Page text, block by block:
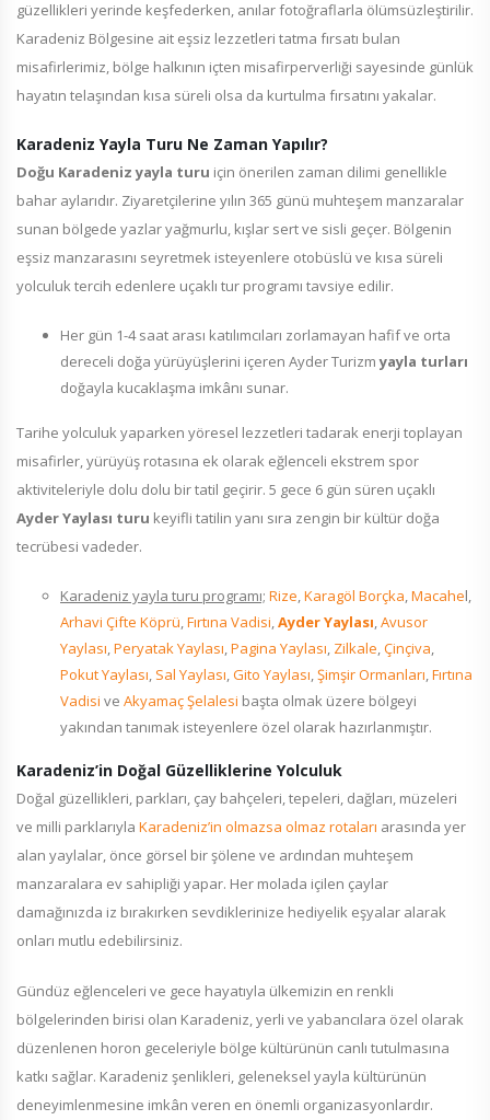
güzellikleri yerinde keşfederken, anılar fotoğraflarla ölümsüzleştirilir.
Karadeniz Bölgesine ait eşsiz lezzetleri tatma fırsatı bulan
misafirlerimiz, bölge halkının içten misafirperverliği sayesinde günlük
hayatın telaşından kısa süreli olsa da kurtulma fırsatını yakalar.
Karadeniz Yayla Turu Ne Zaman Yapılır?
Doğu Karadeniz yayla turu için önerilen zaman dilimi genellikle
bahar aylarıdır. Ziyaretçilerine yılın 365 günü muhteşem manzaralar
sunan bölgede yazlar yağmurlu, kışlar sert ve sisli geçer. Bölgenin
eşsiz manzarasını seyretmek isteyenlere otobüslü ve kısa süreli
yolculuk tercih edenlere uçaklı tur programı tavsiye edilir.
Her gün 1-4 saat arası katılımcıları zorlamayan hafif ve orta
dereceli doğa yürüyüşlerini içeren Ayder Turizmyayla turları
doğayla kucaklaşma imkânı sunar.
Tarihe yolculuk yaparken yöresel lezzetleri tadarak enerji toplayan
misafirler, yürüyüş rotasına ek olarak eğlenceli ekstrem spor
aktiviteleriyle dolu dolu bir tatil geçirir. 5 gece 6 gün süren uçaklı
Ayder Yaylası turu keyifli tatilin yanı sıra zengin bir kültür doğa
tecrübesi vadeder.
Karadeniz yayla turu programı; Rize,Karagöl Borçka,Macahel,
Arhavi Çifte Köprü,Fırtına Vadisi,Ayder Yaylası,Avusor
Yaylası,Peryatak Yaylası,Pagina Yaylası, Zilkale,Çinçiva,
Pokut Yaylası, Sal Yaylası,Gito Yaylası,Şimşir Ormanları,Fırtına
Vadisi ve Akyamaç Şelalesi başta olmak üzere bölgeyi
yakından tanımak isteyenlere özel olarak hazırlanmıştır.
Karadeniz’in Doğal Güzelliklerine Yolculuk
Doğal güzellikleri, parkları, çay bahçeleri, tepeleri, dağları, müzeleri
ve milli parklarıyla Karadeniz’in olmazsa olmaz rotaları arasında yer
alan yaylalar, önce görsel bir şölene ve ardından muhteşem
manzaralara ev sahipliği yapar. Her molada içilen çaylar
damağınızda iz bırakırken sevdiklerinize hediyelik eşyalar alarak
onları mutlu edebilirsiniz.
Gündüz eğlenceleri ve gece hayatıyla ülkemizin en renkli
bölgelerinden birisi olan Karadeniz, yerli ve yabancılara özel olarak
düzenlenen horon geceleriyle bölge kültürünün canlı tutulmasına
katkı sağlar. Karadeniz şenlikleri, geleneksel yayla kültürünün
deneyimlenmesine imkân veren en önemli organizasyonlardır.